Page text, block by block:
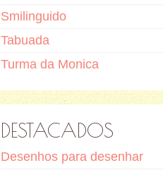
Smilinguido
Tabuada
Turma da Monica
DESTACADOS
Desenhos para desenhar